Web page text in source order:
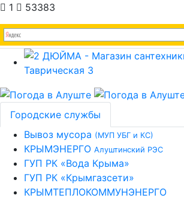
1
53383
Городские службы
Вывоз мусора (МУП УБГ и КС)
КРЫМЭНЕРГО Алуштинский РЭС
ГУП РК «Вода Крыма»
ГУП РК «Крымгазсети»
КРЫМТЕПЛОКОММУНЭНЕРГО